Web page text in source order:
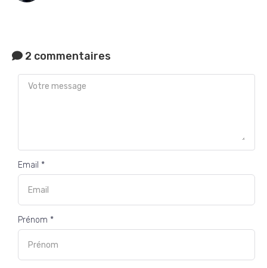
2 commentaires
Email *
Prénom *